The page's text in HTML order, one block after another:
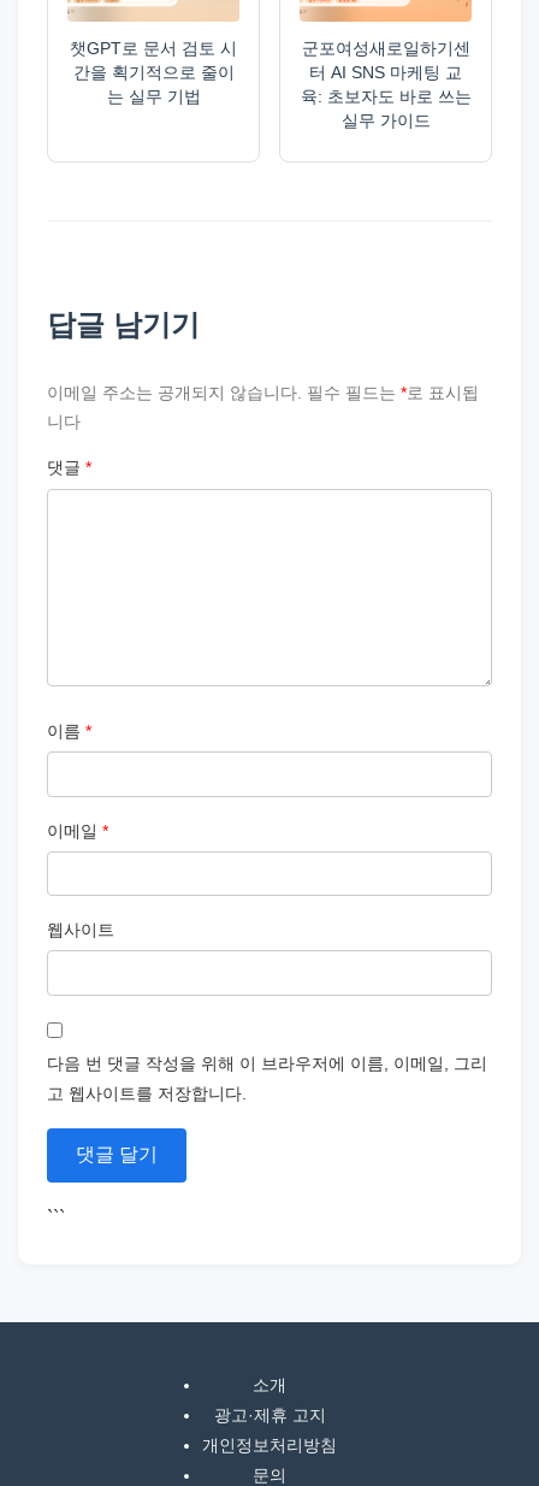
챗GPT로 문서 검토 시
간을 획기적으로 줄이
는 실무 기법
군포여성새로일하기센
터 AI SNS 마케팅 교
육: 초보자도 바로 쓰는
실무 가이드
답글 남기기
이메일 주소는 공개되지 않습니다. 필수 필드는 *로 표시됩
니다
댓글 *
이름 *
이메일 *
웹사이트
다음 번 댓글 작성을 위해 이 브라우저에 이름, 이메일, 그리
고 웹사이트를 저장합니다.
```
소개
광고·제휴 고지
개인정보처리방침
문의